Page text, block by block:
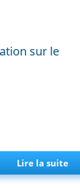
sur le
Lire la suite